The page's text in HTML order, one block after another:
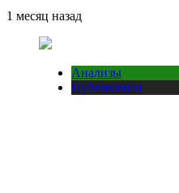
1 месяц назад
Анализы
Публикации